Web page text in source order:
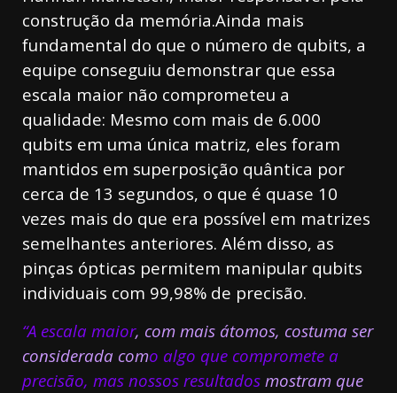
construção da memória.Ainda mais
fundamental do que o número de qubits, a
equipe conseguiu demonstrar que essa
escala maior não comprometeu a
qualidade: Mesmo com mais de 6.000
qubits em uma única matriz, eles foram
mantidos em superposição quântica por
cerca de 13 segundos, o que é quase 10
vezes mais do que era possível em matrizes
semelhantes anteriores. Além disso, as
pinças ópticas permitem manipular qubits
individuais com 99,98% de precisão.
“A escala maior, com mais átomos, costuma ser
considerada como algo que compromete a
precisão, mas nossos resultados mostram que